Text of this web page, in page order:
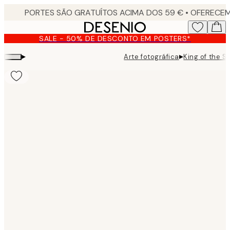
content. SALE - 50% DE DESCONTO EM POSTERS*
▸ Arte fotográfica▸King of the